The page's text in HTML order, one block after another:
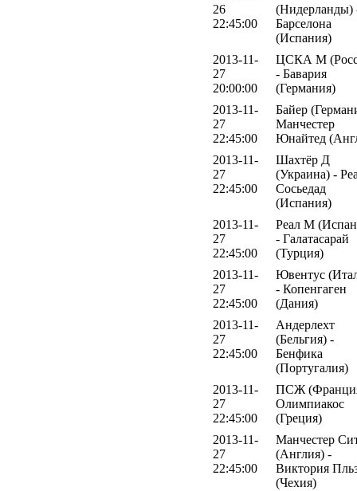
26
22:45:00
(Нидерланды)
Барселона
(Испания)
2013-11-
27
20:00:00
ЦСКА М
- Бавария
(Германия)
2013-11-
27
22:45:00
Байер
Манчестер
Юнайтед
2013-11-
27
22:45:00
Шахтёр Д
(Украина) -
Сосьедад
(Испания)
2013-11-
27
22:45:00
Реал М
- Галатасарай
(Турция)
2013-11-
27
22:45:00
Ювентус
- Копенгаген
(Дания)
2013-11-
27
22:45:00
Андерлехт
(Бельгия) -
Бенфика
(Португалия)
2013-11-
27
22:45:00
ПСЖ
Олимпиакос
(Греция)
2013-11-
27
22:45:00
Манчестер
(Англия) -
Виктория
(Чехия)